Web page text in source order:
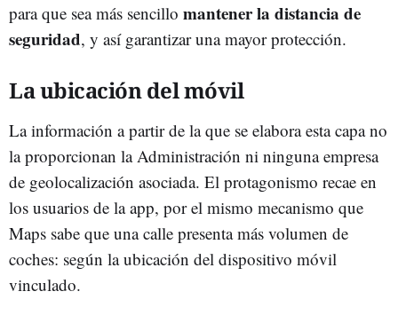
para que sea más sencillo mantener la distancia de
seguridad, y así garantizar una mayor protección.
La ubicación del móvil
La información a partir de la que se elabora esta capa no
la proporcionan la Administración ni ninguna empresa
de geolocalización asociada. El protagonismo recae en
los usuarios de la app, por el mismo mecanismo que
Maps sabe que una calle presenta más volumen de
coches: según la ubicación del dispositivo móvil
vinculado.